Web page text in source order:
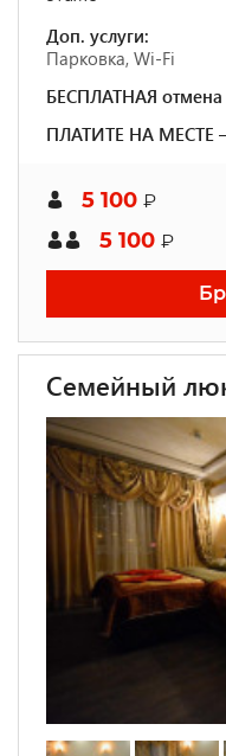
Доп. услуги:
Парковка, Wi-Fi
БЕСПЛАТНАЯ
ПЛАТИТЕ НА МЕСТЕ —
5 100 ₽
5 100 ₽
Семейный